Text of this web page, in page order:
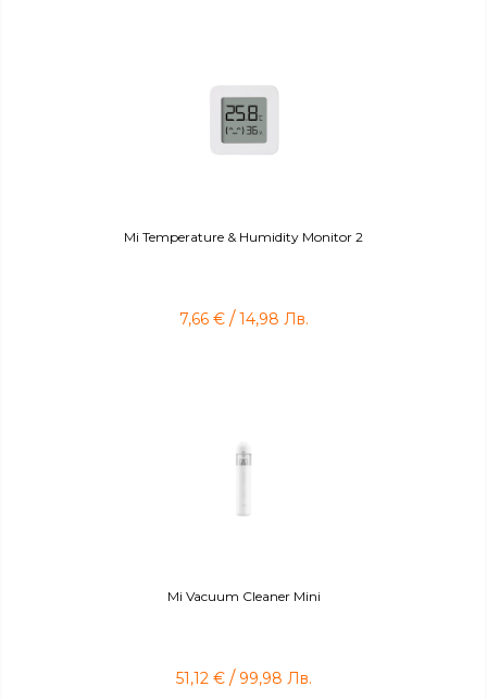
Mi Temperature & Humidity Monitor 2
7,66 € /14,98 Лв.
Mi Vacuum Cleaner Mini
51,12 € / 99,98 Лв.